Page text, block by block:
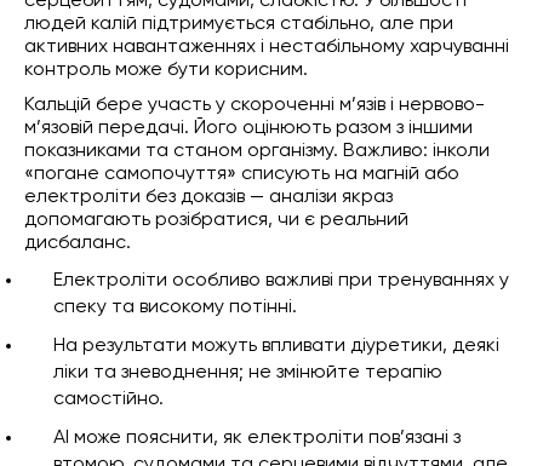
людей калій підтримується стабільно, але при
активних навантаженнях і нестабільному харчуванні
контроль може бути корисним.
Кальцій бере участь у скороченні м’язів і нервово-
м’язовій передачі. Його оцінюють разом з іншими
показниками та станом організму. Важливо: інколи
«погане самопочуття» списують на магній або
електроліти без доказів — аналізи якраз
допомагають розібратися, чи є реальний
дисбаланс.
Електроліти особливо важливі при тренуваннях у
спеку та високому потінні.
На результати можуть впливати діуретики, деякі
ліки та зневоднення; не змінюйте терапію
самостійно.
AI може пояснити, як електроліти пов’язані з